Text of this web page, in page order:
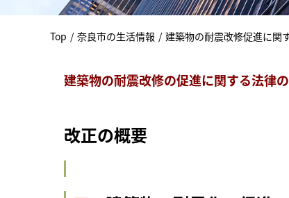
Top / 奈良市の生活情報 / 建築物の耐震改修促進に関
建築物の耐震改修の促進に関する法律
改正の概要